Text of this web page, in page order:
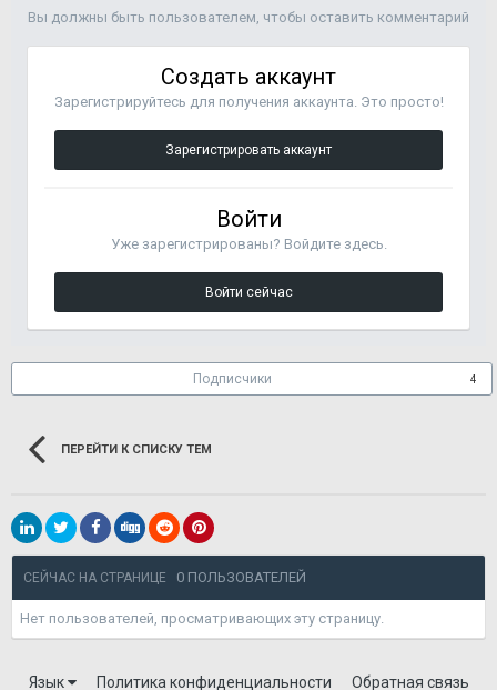
Вы должны быть пользователем, чтобы оставить комментарий
Создать аккаунт
Зарегистрируйтесь для получения аккаунта. Это просто!
Зарегистрировать аккаунт
Войти
Уже зарегистрированы? Войдите здесь.
Войти сейчас
Подписчики 4
ПЕРЕЙТИ К СПИСКУ ТЕМ
СЕЙЧАС НА СТРАНИЦЕ 0 ПОЛЬЗОВАТЕЛЕЙ
Нет пользователей, просматривающих эту страницу.
Язык Политика конфиденциальности Обратная связь